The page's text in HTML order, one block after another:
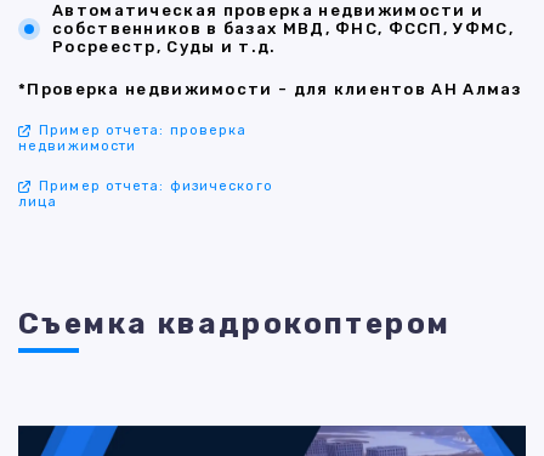
Автоматическая проверка недвижимости и
собственников в базах МВД, ФНС, ФССП, УФМС,
Росреестр, Суды и т.д.
*Проверка недвижимости - для клиентов АН Алмаз
Пример отчета: проверка
недвижимости
Пример отчета: физического
лица
Съемка квадрокоптером